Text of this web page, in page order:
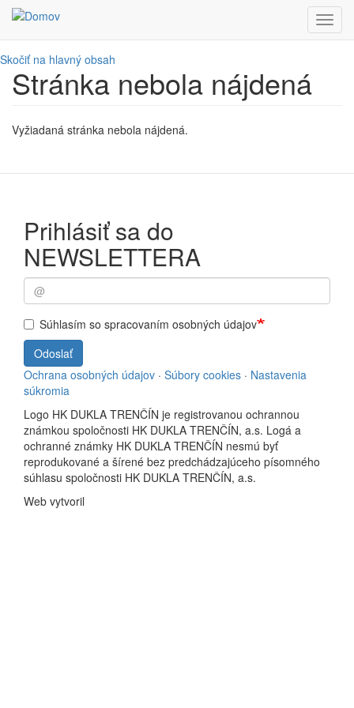
Skočiť na hlavný obsah
Stránka nebola nájdená
Vyžiadaná stránka nebola nájdená.
Prihlásiť sa do
NEWSLETTERA
Súhlasím so spracovaním osobných údajov
Odoslať
Ochrana osobných údajov · Súbory cookies · Nastavenia
súkromia
Logo HK DUKLA TRENČÍN je registrovanou ochrannou
známkou spoločnosti HK DUKLA TRENČÍN, a.s. Logá a
ochranné známky HK DUKLA TRENČÍN nesmú byť
reprodukované a šírené bez predchádzajúceho písomného
súhlasu spoločnosti HK DUKLA TRENČÍN, a.s.
Web vytvoril